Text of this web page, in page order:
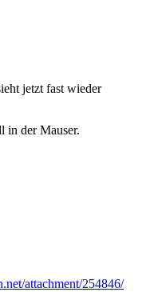
jetzt fast wieder
in der Mauser.
attachment/254846/